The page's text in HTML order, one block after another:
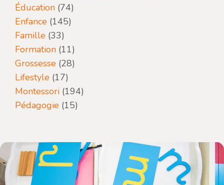
Éducation (74)
Enfance (145)
Famille (33)
Formation (11)
Grossesse (28)
Lifestyle (17)
Montessori (194)
Pédagogie (15)